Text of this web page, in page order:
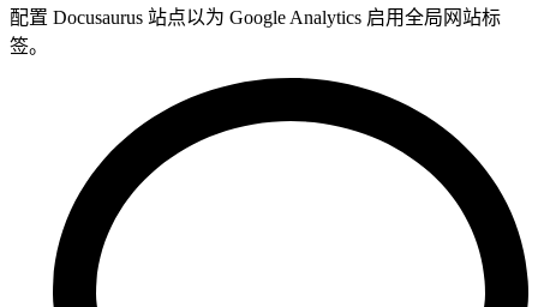
配置 Docusaurus 站点以为 Google Analytics 启用全局网站标
签。